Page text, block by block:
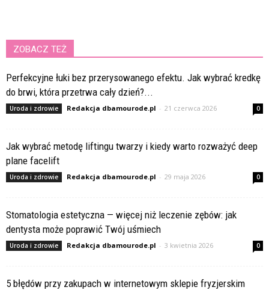
ZOBACZ TEŻ
Perfekcyjne łuki bez przerysowanego efektu. Jak wybrać kredkę
do brwi, która przetrwa cały dzień?...
Uroda i zdrowie Redakcja dbamourode.pl - 21 czerwca 2026 0
Jak wybrać metodę liftingu twarzy i kiedy warto rozważyć deep
plane facelift
Uroda i zdrowie Redakcja dbamourode.pl - 29 maja 2026 0
Stomatologia estetyczna — więcej niż leczenie zębów: jak
dentysta może poprawić Twój uśmiech
Uroda i zdrowie Redakcja dbamourode.pl - 3 kwietnia 2026 0
5 błędów przy zakupach w internetowym sklepie fryzjerskim